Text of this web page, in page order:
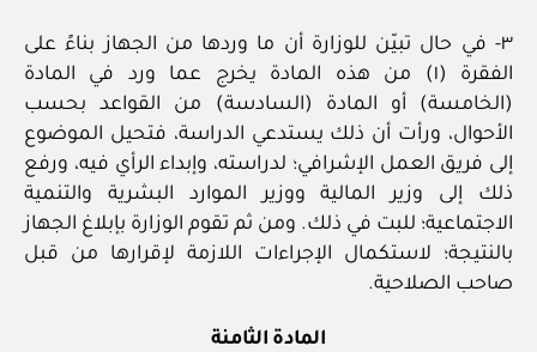
٣- في حال تبيّن للوزارة أن ما وردها من الجهاز بناءً على
الفقرة (١) من هذه المادة يخرج عما ورد في المادة
(الخامسة) أو المادة (السادسة) من القواعد بحسب
الأحوال، ورأت أن ذلك يستدعي الدراسة، فتحيل الموضوع
إلى فريق العمل الإشرافي؛ لدراسته، وإبداء الرأي فيه، ورفع
ذلك إلى وزير المالية ووزير الموارد البشرية والتنمية
الاجتماعية؛ للبت في ذلك. ومن ثم تقوم الوزارة بإبلاغ الجهاز
بالنتيجة؛ لاستكمال الإجراءات اللازمة لإقرارها من قبل
صاحب الصلاحية.
المادة الثامنة